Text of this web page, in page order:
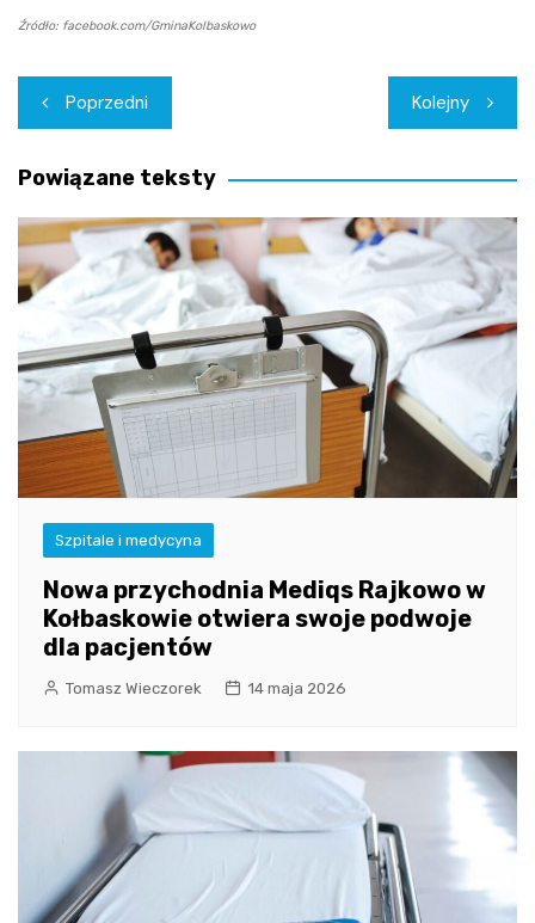
Źródło: facebook.com/GminaKolbaskowo
Nawigacja
wpisu
Poprzedni Kolejny
Powiązane teksty
Szpitale i medycyna
Nowa przychodnia Mediqs Rajkowo w
Kołbaskowie otwiera swoje podwoje
dla pacjentów
Tomasz Wieczorek 14 maja 2026